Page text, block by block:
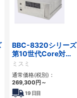
BBC-8320シリーズ
第10世代Core対応
小型フロアマウント
FAPC 2PCI・2PCIe
ミスミ
通常価格(税別)：
269,300円～
19 日目